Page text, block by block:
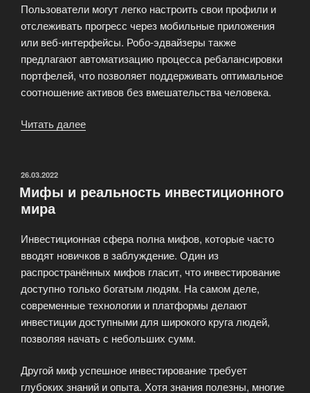
Пользователи могут легко настроить свои профили и
отслеживать прогресс через мобильные приложения
или веб-интерфейсы. Робо-эдвайзеры также
предлагают автоматизацию процесса ребалансировки
портфелей, что позволяет поддерживать оптимальное
соотношение активов без вмешательства человека.
Читать далее
преимущества»
ОПУБЛИКОВАНО
26.03.2022
Мифы и реальность инвестиционного
мира
Инвестиционная сфера полна мифов, которые часто
вводят новичков в заблуждение. Один из
распространённых мифов гласит, что инвестирование
доступно только богатым людям. На самом деле,
современные технологии и платформы делают
инвестиции доступными для широкого круга людей,
позволяя начать с небольших сумм.
Другой миф успешное инвестирование требует
глубоких знаний и опыта. Хотя знания полезны, многие